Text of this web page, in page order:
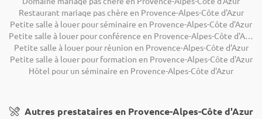
Restaurant mariage pas chère en Provence-Alpes-Côte d'Azur
Petite salle à louer pour séminaire en Provence-Alpes-Côte d'Azur
Petite salle à louer pour conférence en Provence-Alpes-Côte d'Azur
Petite salle à louer pour réunion en Provence-Alpes-Côte d'Azur
Petite salle à louer pour formation en Provence-Alpes-Côte d'Azur
Hôtel pour un séminaire en Provence-Alpes-Côte d'Azur
Autres prestataires en Provence-Alpes-Côte d'Azur